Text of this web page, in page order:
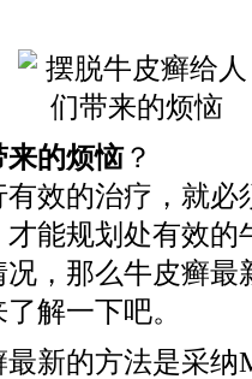
来的烦恼？
的治疗，就必
能规划处有效的
，那么牛皮癣最
解一下吧。
的方法是采纳